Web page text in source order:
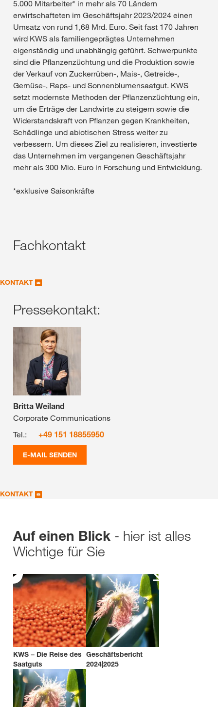
5.000 Mitarbeiter* in mehr als 70 Ländern
erwirtschafteten im Geschäftsjahr 2023/2024 einen
Umsatz von rund 1,68 Mrd. Euro. Seit fast 170 Jahren
wird KWS als familiengeprägtes Unternehmen
eigenständig und unabhängig geführt. Schwerpunkte
sind die Pflanzenzüchtung und die Produktion sowie
der Verkauf von Zuckerrüben-, Mais-, Getreide-,
Gemüse-, Raps- und Sonnenblumensaatgut. KWS
setzt modernste Methoden der Pflanzenzüchtung ein,
um die Erträge der Landwirte zu steigern sowie die
Widerstandskraft von Pflanzen gegen Krankheiten,
Schädlinge und abiotischen Stress weiter zu
verbessern. Um dieses Ziel zu realisieren, investierte
das Unternehmen im vergangenen Geschäftsjahr
mehr als 300 Mio. Euro in Forschung und Entwicklung.
*exklusive Saisonkräfte
Fachkontakt
KONTAKT
Pressekontakt:
Britta Weiland
Corporate Communications
Tel.:
+49 151 18855950
E-MAIL SENDEN
KONTAKT
Auf einen Blick - hier ist alles
Wichtige für Sie
KWS − Die Reise des
Saatguts
Geschäftsbericht
2024|2025